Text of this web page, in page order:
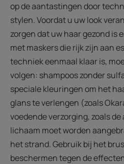
op de aantastingen door
stylen. Voordat u uw look
zorgen dat uw haar gezond is
met maskers die rijk zijn aan
techniek eenmaal klaar is,
volgen: shampoos zonder
speciale kleuringen om het
glans te verlengen (zoals
voedende verzorging, zoals
lichaam moet worden
het strand. Gebruik bij het
beschermen tegen de